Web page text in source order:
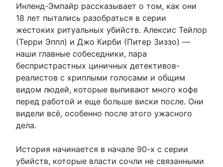
Инленд-Эмпайр рассказывает о том, как они
18 лет пытались разобраться в серии
жестоких ритуальных убийств. Алексис Тейлор
(Терри Эппл) и Джо Кирби (Питер Зиззо) —
наши главные собеседники, пара
беспристрастных циничных детективов-
реалистов с хриплыми голосами и общим
видом людей, которые выпивают много кофе
перед работой и еще больше виски после. Они
видели всё, особенно после этого ужасного
дела.
История начинается в начале 90-х с серии
убийств, которые власти сочли не связанными